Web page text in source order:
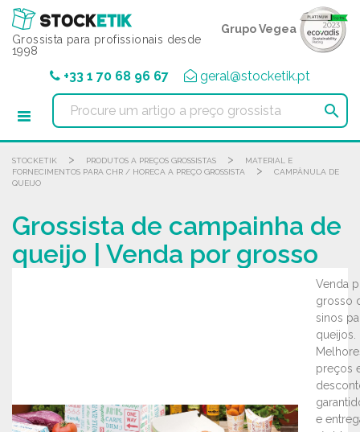
Grossista para profissionais desde
1998
Grupo Vegea
+33 1 70 68 96 67 geral@stocketik.pt

STOCKETIK > PRODUTOS A PREÇOS GROSSISTAS >
MATERIAL E
FORNECIMENTOS PARA CHR / HORECA A PREÇO GROSSISTA
>
CAMPÂNULA DE
QUEIJO
Grossista de campainha de
queijo | Venda por grosso
Venda
grosso
sinos
queijos.
preços
e
Painel de Gerenciamento de Cookies